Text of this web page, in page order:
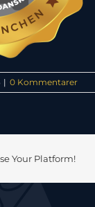
| 0 Kommentarer
Your Platform!